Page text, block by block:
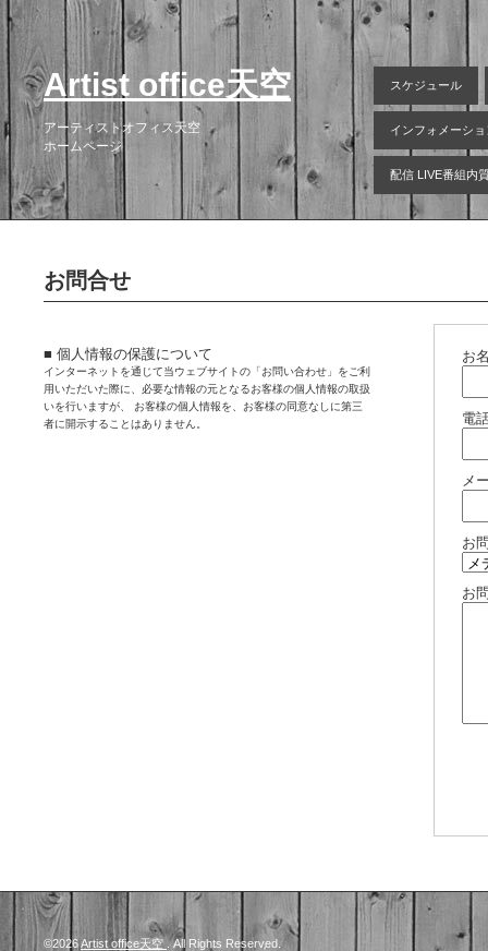
Artist office天空
アーティストオフィス天空
ホームページ
スケジュール
インフォメーショ
配信 LIVE番組内
お問合せ
お
電
メ
お
お
■ 個人情報の保護について
インターネットを通じて当ウェブサイトの「お問い合わせ」をご利
用いただいた際に、必要な情報の元となるお客様の個人情報の取扱
いを行いますが、 お客様の個人情報を、お客様の同意なしに第三
者に開示することはありません。
©2026Artist office天空 . All Rights Reserved.